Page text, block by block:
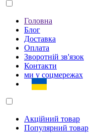
Головна
Блог
Доставка
Оплата
Зворотній зв'язок
Контакти
ми у соцмережах
Акційний товар
Популярний товар